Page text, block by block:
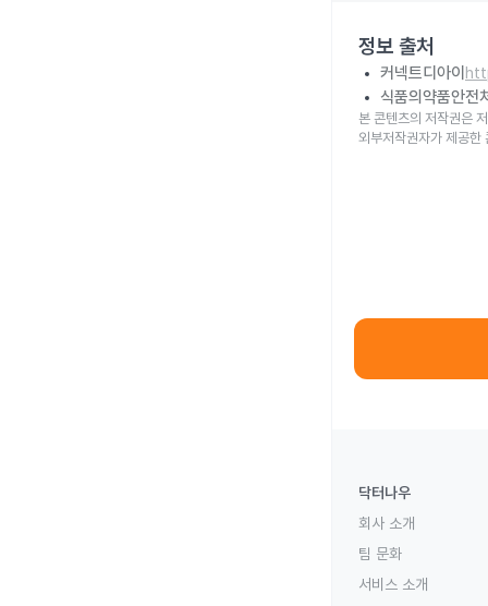
정보 출처
커넥트디아이
식품의약품안전
본 콘텐츠의 저작권은
외부저작권자가 제공한
닥터나우
회사 소개
팀 문화
서비스 소개